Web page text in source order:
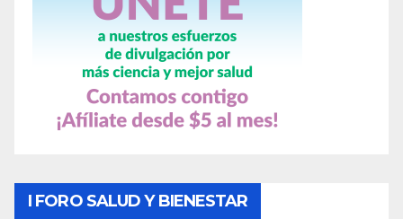
I FORO SALUD Y BIENESTAR